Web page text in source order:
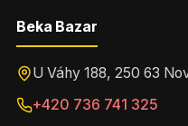
Beka Bazar
U Váhy 188, 250 63
+420 736 741 325